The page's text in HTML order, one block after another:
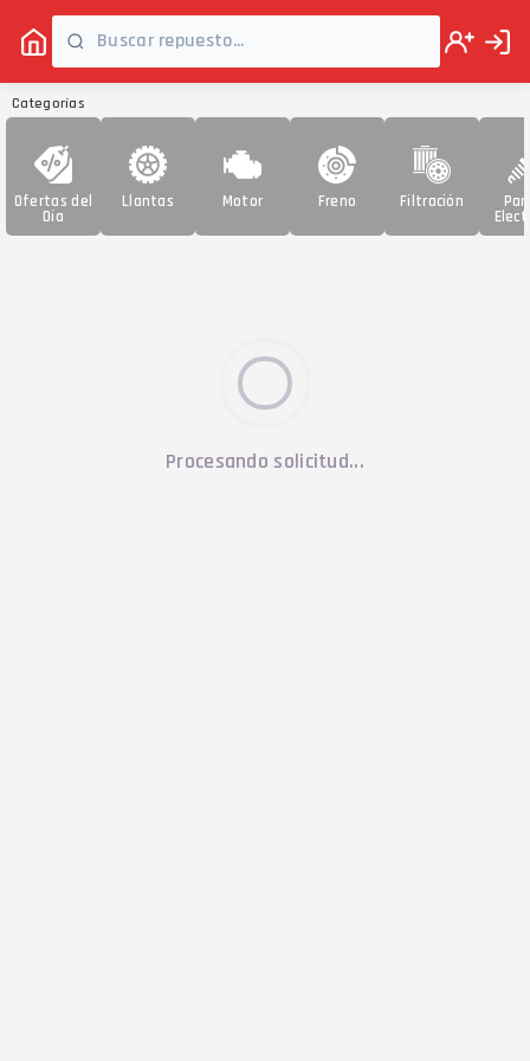
Categorías
Ofertas del
Día
Llantas Motor Freno Filtración
Procesando solicitud...